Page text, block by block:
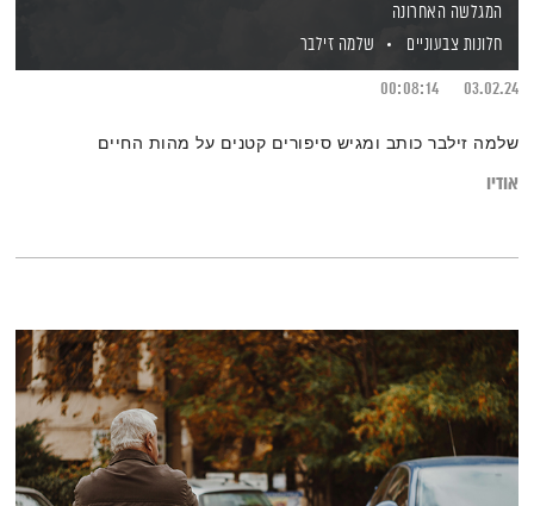
המגלשה האחרונה
חלונות צבעוניים
שלמה זילבר
03.02.24
00:08:14
שלמה זילבר כותב ומגיש סיפורים קטנים על מהות החיים
אודיו